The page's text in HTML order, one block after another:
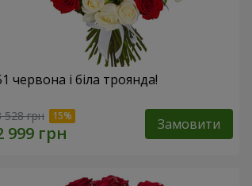
червона і біла троянда!
528 грн Замовити